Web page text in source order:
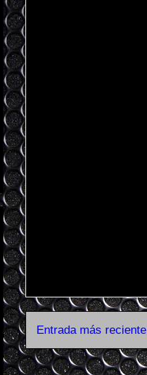
Entrada más reciente